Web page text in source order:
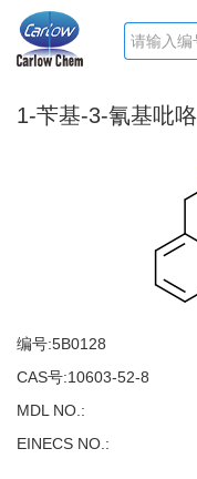
1-苄基-3-氰基吡咯
编号:5B0128
CAS号:10603-52-8
MDL NO.:
EINECS NO.: